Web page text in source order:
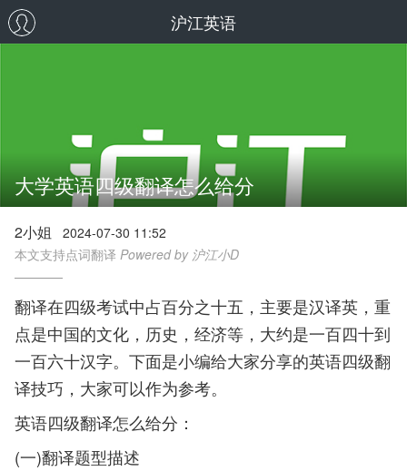
沪江英语
大学英语四级翻译怎么给分
2小姐
2024-07-30 11:52
本文支持点词翻译 Powered by 沪江小D
翻译在四级考试中占百分之十五，主要是汉译英，重
点是中国的文化，历史，经济等，大约是一百四十到
一百六十汉字。下面是小编给大家分享的英语四级翻
译技巧，大家可以作为参考。
英语四级翻译怎么给分：
(一)翻译题型描述